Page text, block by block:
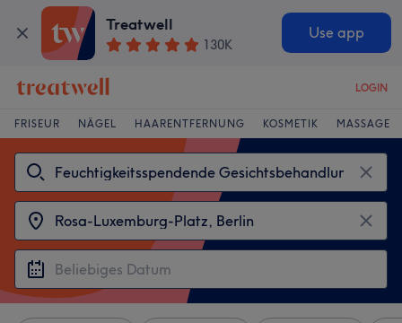
Treatwell
130K
Use app
LOGIN
FRISEUR NÄGEL HAARENTFERNUNG KOSMETIK MASSAGE